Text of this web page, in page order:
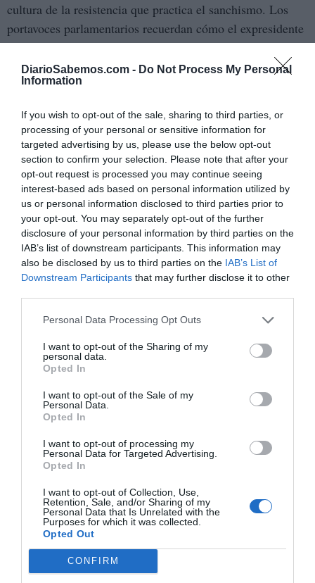
DiarioSabemos.com - Do Not Process My Personal
Information
If you wish to opt-out of the sale, sharing to third parties, or
processing of your personal or sensitive information for
targeted advertising by us, please use the below opt-out
section to confirm your selection. Please note that after your
opt-out request is processed you may continue seeing
interest-based ads based on personal information utilized by
us or personal information disclosed to third parties prior to
your opt-out. You may separately opt-out of the further
disclosure of your personal information by third parties on the
IAB’s list of downstream participants. This information may
also be disclosed by us to third parties on the IAB’s List of
Downstream Participants that may further disclose it to other
Personal Data Processing Opt Outs
I want to opt-out of the Sharing of my
personal data.
Opted In
I want to opt-out of the Sale of my
Personal Data.
Opted In
I want to opt-out of processing my
Personal Data for Targeted Advertising.
Opted In
I want to opt-out of Collection, Use,
Retention, Sale, and/or Sharing of my
Personal Data that Is Unrelated with the
Purposes for which it was collected.
Opted Out
CONFIRM
cultura de la resistencia que practica el sanchismo. Los
portavoces parlamentarios recuerdan cómo el expresidente
catalán Carles Puigdemont optó por someterse a una
cuestión de confianza tras perder el respaldo de sus socios
de la CUP, un ejercicio de legitimidad democrática que
prefiere buscar refugio en la agenda internacional antes
que encarar el debate territorial y judicial en las Cortes
Generales.
El foco de la tensión se ha desplazado también hacia el
Palacio de la Generalitat, donde la sombra de las
investigaciones de la Audiencia Nacional empieza a
condicionar la gobernabilidad de Cataluña. Las pesquisas
en torno al denominado caso Leire y la reclamación
de sospecha sobre la limpieza de la victoria de Salvador
Illa. El independentismo ve en estos indicios una
confirmación de que el socialismo catalán pudo recurrir a
movilización de la oposición.
La respuesta del bloque gubernamental, que atribuye las
actuaciones de los magistrados a maniobras de
desestabilización política, es recibida con escepticismo por
parte de sus socios. La oposición catalana recuerda que el
actual diseño y la renovación de los órganos de gobierno
de la judicatura se pactaron de mutuo acuerdo entre los
dos principales partidos nacionales, lo que invalida el
discurso de la persecución judicial orquestada. En el